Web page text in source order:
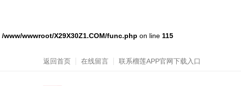
/www/wwwroot/X29X30Z1.COM/func.php on line 115
返回首页 在线留言 联系榴莲APP官网下载入口